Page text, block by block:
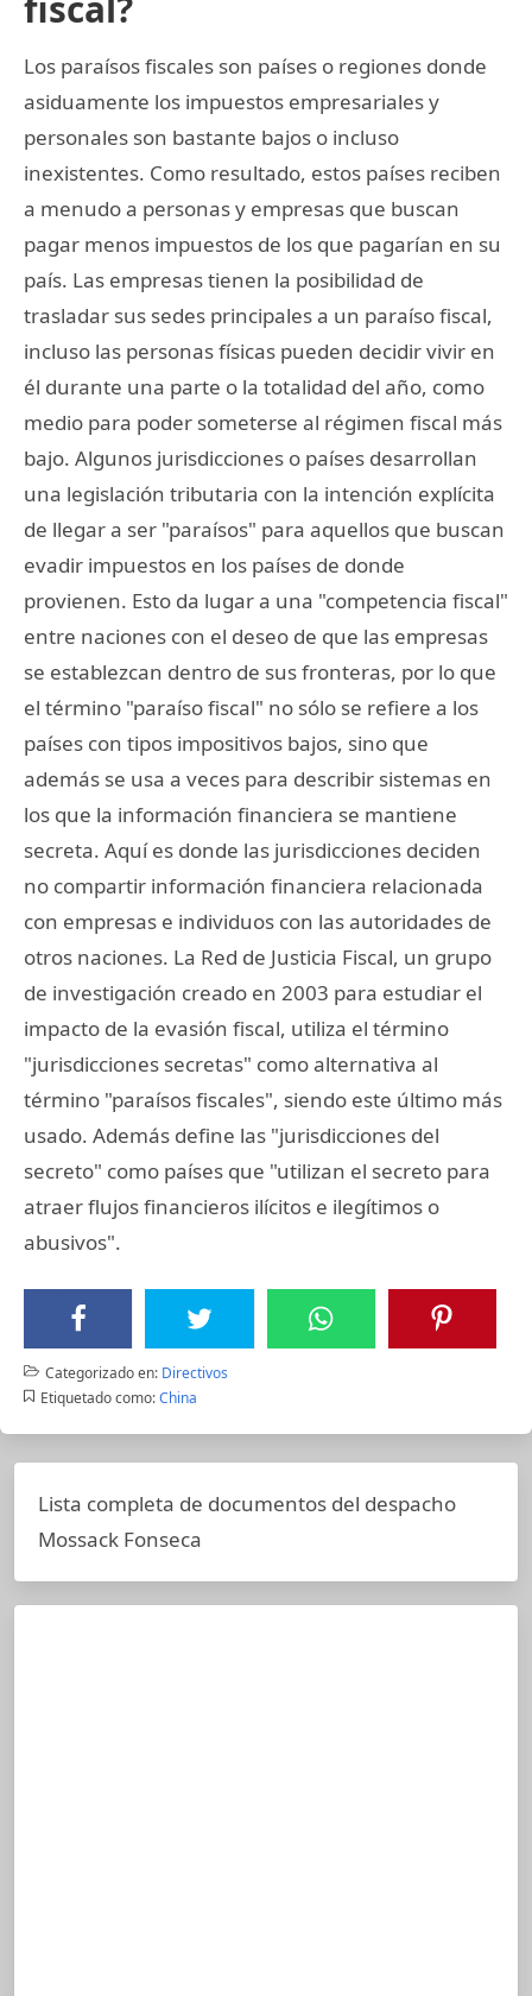
Los paraísos fiscales son países o regiones donde
asiduamente los impuestos empresariales y
personales son bastante bajos o incluso
inexistentes. Como resultado, estos países reciben
a menudo a personas y empresas que buscan
pagar menos impuestos de los que pagarían en su
país. Las empresas tienen la posibilidad de
trasladar sus sedes principales a un paraíso fiscal,
incluso las personas físicas pueden decidir vivir en
él durante una parte o la totalidad del año, como
medio para poder someterse al régimen fiscal más
bajo. Algunos jurisdicciones o países desarrollan
una legislación tributaria con la intención explícita
de llegar a ser "paraísos" para aquellos que buscan
evadir impuestos en los países de donde
provienen. Esto da lugar a una "competencia fiscal"
entre naciones con el deseo de que las empresas
se establezcan dentro de sus fronteras, por lo que
el término "paraíso fiscal" no sólo se refiere a los
países con tipos impositivos bajos, sino que
además se usa a veces para describir sistemas en
los que la información financiera se mantiene
secreta. Aquí es donde las jurisdicciones deciden
no compartir información financiera relacionada
con empresas e individuos con las autoridades de
otros naciones. La Red de Justicia Fiscal, un grupo
de investigación creado en 2003 para estudiar el
impacto de la evasión fiscal, utiliza el término
"jurisdicciones secretas" como alternativa al
término "paraísos fiscales", siendo este último más
usado. Además define las "jurisdicciones del
secreto" como países que "utilizan el secreto para
atraer flujos financieros ilícitos e ilegítimos o
abusivos".
Categorizado en: Directivos
Etiquetado como: China
Lista completa de documentos del despacho
Mossack Fonseca